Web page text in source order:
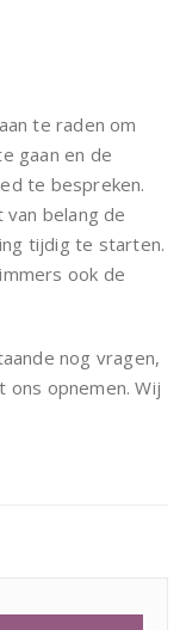
te raden om
gaan en de
te bespreken.
belang de
tijdig te starten.
ook de
nog vragen,
ons opnemen. Wij